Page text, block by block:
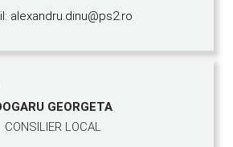
alexandru.dinu@ps2.ro
GEORGETA
CONSILIER LOCAL